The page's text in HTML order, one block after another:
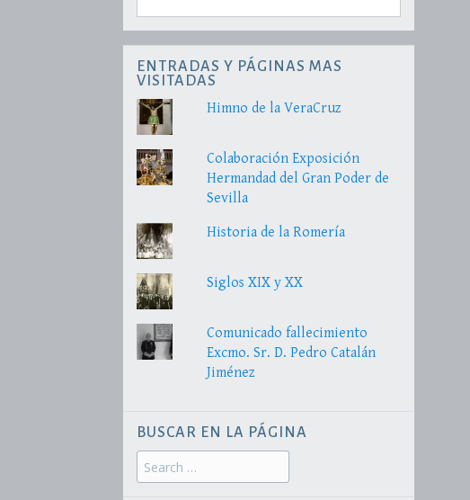
ENTRADAS Y PÁGINAS MAS
VISITADAS
Himno de la VeraCruz
Colaboración Exposición
Hermandad del Gran Poder de
Sevilla
Historia de la Romería
Siglos XIX y XX
Comunicado fallecimiento
Excmo. Sr. D. Pedro Catalán
Jiménez
BUSCAR EN LA PÁGINA
Search
for: